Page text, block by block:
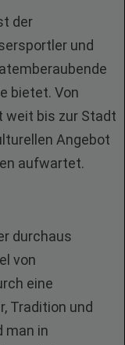
der
und
bietet. Von
weit bis zur Stadt
Angebot
aufwartet.
durchaus
von
eine
Tradition und
man in